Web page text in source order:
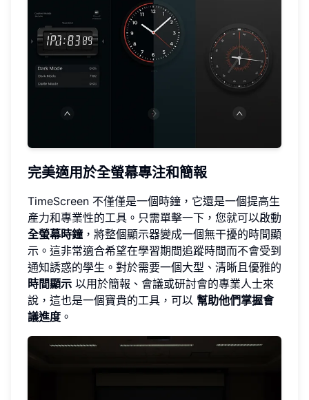
完美適用於全螢幕專注和簡報
TimeScreen 不僅僅是一個時鐘，它還是一個提高生
產力和專業性的工具。只需單擊一下，您就可以啟動
全螢幕時鐘，將整個顯示器變成一個無干擾的時間顯
示。這非常適合希望在學習期間追蹤時間而不會受到
通知誘惑的學生。對於需要一個大型、清晰且優雅的
時間顯示 以用於簡報、會議或研討會的專業人士來
說，這也是一個寶貴的工具，可以 幫助他們掌握會
議進度 。